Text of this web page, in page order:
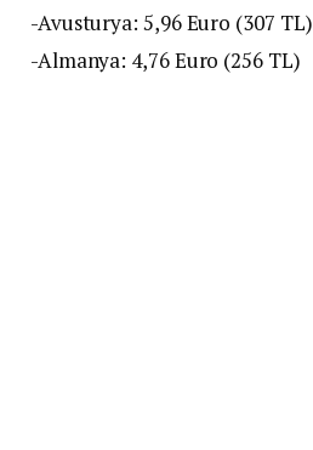
-Avusturya: 5,96 Euro (307 TL)
-Almanya: 4,76 Euro (256 TL)